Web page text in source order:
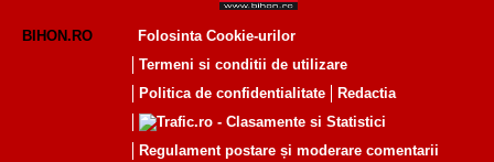
BIHON.RO
Folosinta Cookie-urilor
Termeni si conditii de utilizare
Politica de confidentialitate
Redactia
Regulament postare și moderare comentarii